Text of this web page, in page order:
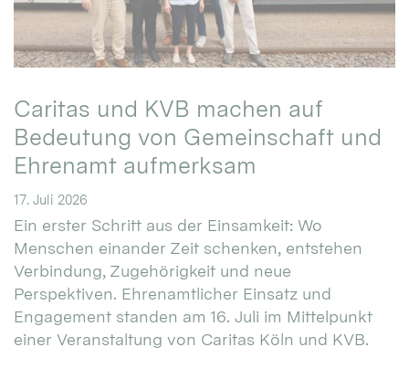
Caritas und KVB machen auf
Bedeutung von Gemeinschaft und
Ehrenamt aufmerksam
17. Juli 2026
Ein erster Schritt aus der Einsamkeit: Wo
Menschen einander Zeit schenken, entstehen
Verbindung, Zugehörigkeit und neue
Perspektiven. Ehrenamtlicher Einsatz und
Engagement standen am 16. Juli im Mittelpunkt
einer Veranstaltung von Caritas Köln und KVB.